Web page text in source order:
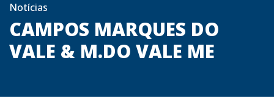
Notícias
CAMPOS MARQUES DO
VALE & M.DO VALE ME